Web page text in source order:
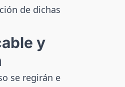
de dichas
y
se regirán e